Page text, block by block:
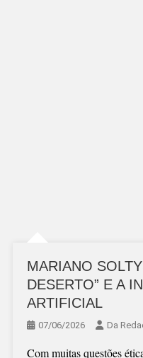
MARIANO
DESERTO” E A
ARTIFICIAL
07/06/2026 Da
Com muitas questões